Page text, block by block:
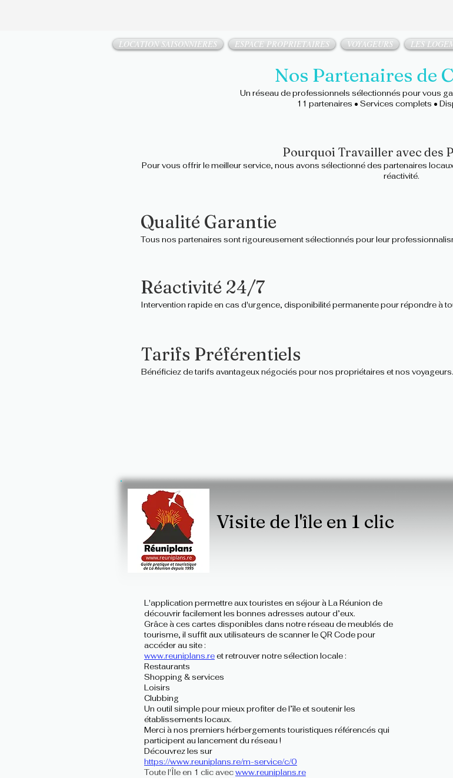
LOCATION SAISONNIERES ESPACE PROPRIETAIRES VOYAGEURS LES
Nos Partenaires de
Un réseau de professionnels sélectionnés pour vous
11 partenaires • Services complets •
Pourquoi Travailler avec des
Pour vous offrir le meilleur service, nous avons sélectionné des partenaires
réactivité.
Qualité Garantie
Tous nos partenaires sont rigoureusement sélectionnés pour leur
Réactivité 24/7
Intervention rapide en cas d'urgence, disponibilité permanente pour répondre à
Tarifs Préférentiels
Bénéficiez de tarifs avantageux négociés pour nos propriétaires et nos voyageurs.
Visite de l'île en 1 clic
L'application permettre aux touristes en séjour à La Réunion de
découvrir facilement les bonnes adresses autour d’eux.
Grâce à ces cartes disponibles dans notre réseau de meublés de
tourisme, il suffit aux utilisateurs de scanner le QR Code pour
accéder au site :
www.reuniplans.reet retrouver notre sélection locale :
Restaurants
Shopping & services
Loisirs
Clubbing
Un outil simple pour mieux profiter de l’île et soutenir les
établissements locaux.
Merci à nos premiers hérbergements touristiques référencés qui
participent au lancement du réseau !
Découvrez les sur
https://www.reuniplans.re/m-service/c/0
Toute l'Île en 1 clic avecwww.reuniplans.re